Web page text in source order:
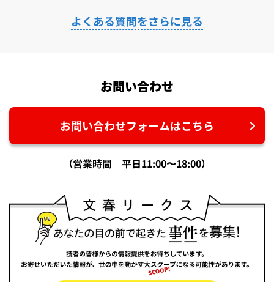
よくある質問をさらに見る
お問い合わせ
お問い合わせフォームはこちら
（営業時間 平日11:00〜18:00）